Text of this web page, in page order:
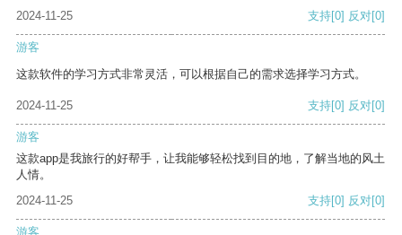
2024-11-25 支持[0] 反对[0]
游客
这款软件的学习方式非常灵活，可以根据自己的需求选择学习方式。
2024-11-25 支持[0] 反对[0]
游客
这款app是我旅行的好帮手，让我能够轻松找到目的地，了解当地的风土
人情。
2024-11-25
支持[0] 反对[0]
游客